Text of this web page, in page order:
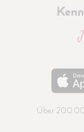
Über